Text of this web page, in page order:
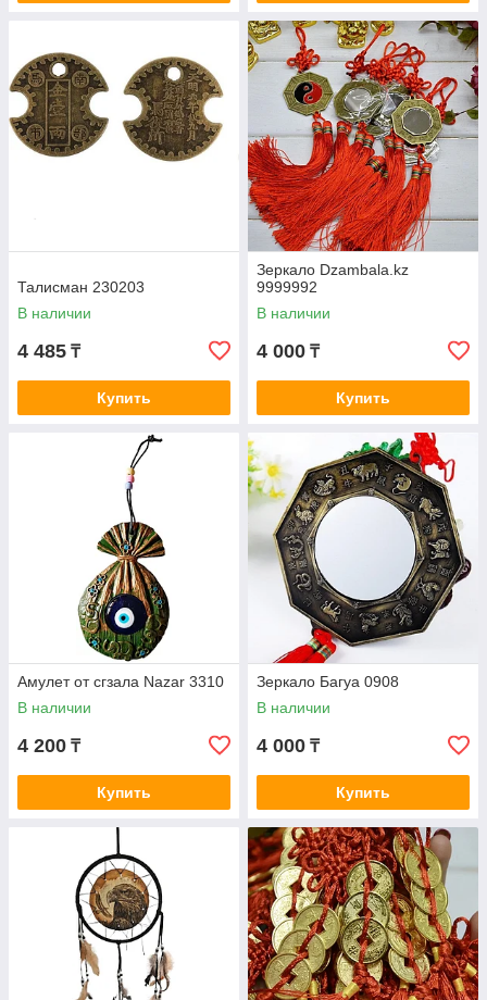
Талисман 230203
В наличии
4 485 ₸
Купить
Зеркало Dzambala.kz
9999992
В наличии
4 000 ₸
Купить
Амулет от сгзала Nazar 3310
В наличии
4 200 ₸
Купить
Зеркало Багуа 0908
В наличии
4 000 ₸
Купить